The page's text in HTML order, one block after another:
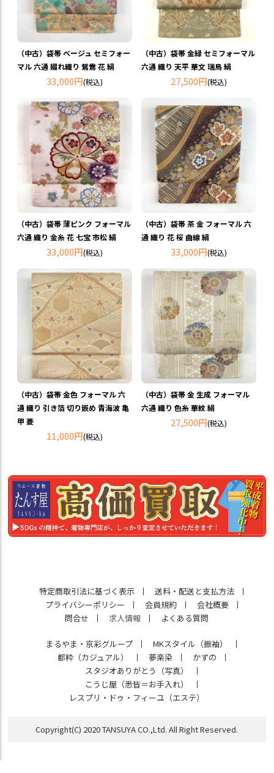
（中古）袋帯 ベージュ セミフォー
マル 六通 綴れ織り 鴛鴦 花 絹
33,000円(税込)
（中古）袋帯 金緑 セミフォーマル
六通 織り 天平 華文 瑞鳥 絹
27,500円(税込)
（中古）袋帯 薄ピンク フォーマル
六通 織り 金糸 花 七宝 市松 絹
33,000円(税込)
（中古）袋帯 茶 金 フォーマル 六
通 織り 花 桜 曲線 絹
33,000円(税込)
（中古）袋帯 金色 フォーマル 六
通 織り 引き箔 切り嵌め 青海波 亀
甲 菱
11,000円(税込)
（中古）袋帯 金 生成 フォーマル
六通 織り 色糸 華紋 絹
27,500円(税込)
特定商取引法に基づく表示
送料・配送と支払方法
プライバシーポリシー
会員規約
会社概要
問合せ
求人情報 よくある質問
まるやま・京彩グループ
MKスタイル（振袖）
都粋（カジュアル）
夢楽染
かずの
スタジオありがとう（写真）
こうじ屋（悉皆＝お手入れ）
レスプリ・ドゥ・フィーユ（エステ）
Copyright(C) 2020 TANSUYA CO.,Ltd. All Right Reserved.